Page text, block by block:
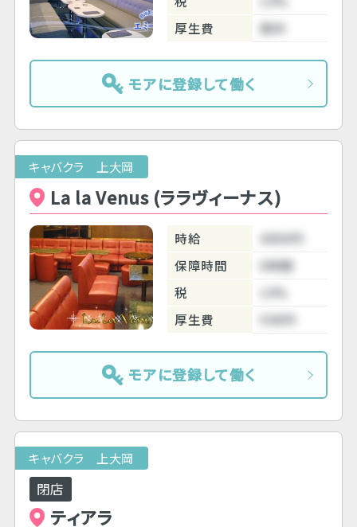
厚生費
無料
モアに登録して働く
キャバクラ 上大岡
La la Venus (ララヴィーナス)
時給
4000円
保障時間
6時間
税
10%
厚生費
500円
モアに登録して働く
キャバクラ 上大岡
閉店
ティアラ